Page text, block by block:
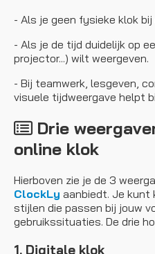
- Als je geen fysieke klok
- Als je de tijd duidelijk op
projector...) wilt weergeven.
- Bij teamwerk, lesgeven,
visuele tijdweergave helpt
Drie
online klok
Hierboven zie je de 3
ClockLy aanbiedt. Je kunt
stijlen die passen bij jouw
gebruikssituaties. De drie
1. Digitale klok